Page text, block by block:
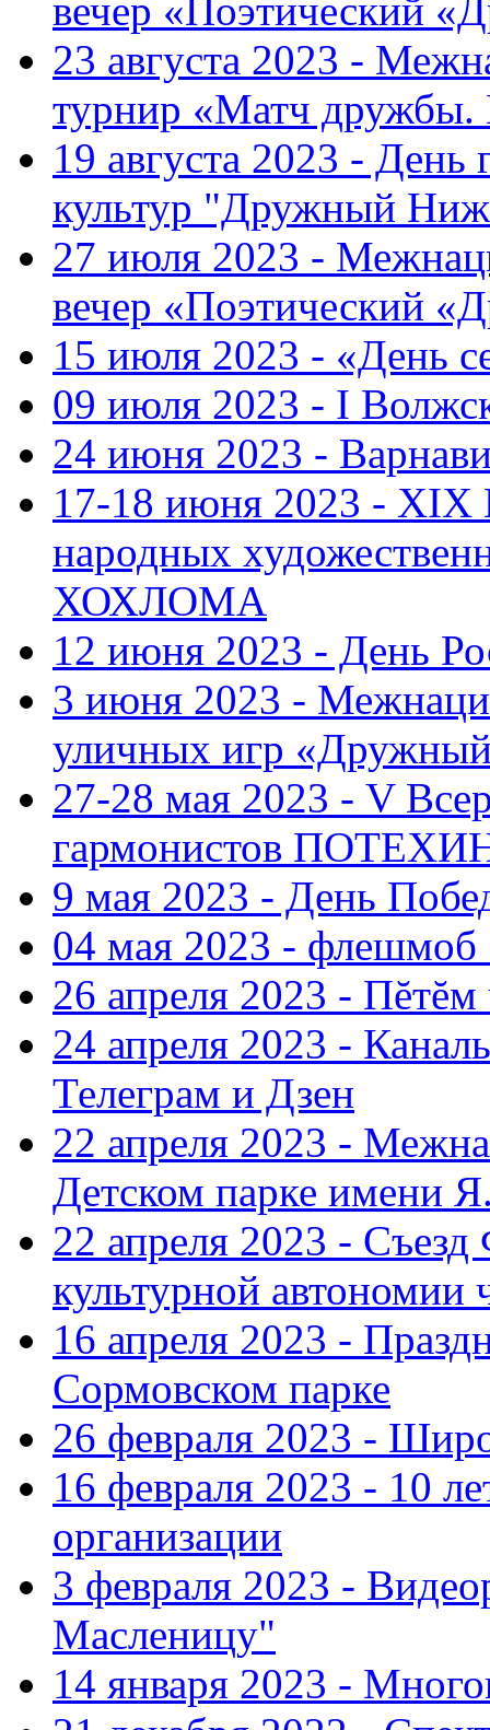
вечер «Поэтический
23 августа 2023 -
турнир «Матч
19 августа 2023 -
культур "Дружный
27 июля 2023 -
вечер «Поэтический
15 июля 2023 - «День
09 июля 2023 - I
24 июня 2023 -
17-18 июня 2023 - XIX
народных
ХОХЛОМА
12 июня 2023 - День
3 июня 2023 -
уличных игр
27-28 мая 2023 - V
гармонистов
9 мая 2023 - День
04 мая 2023 - флешмоб
26 апреля 2023 -
24 апреля 2023 -
Телеграм и Дзен
22 апреля 2023 -
Детском парке имени
22 апреля 2023 -
культурной автономии
16 апреля 2023 -
Сормовском парке
26 февраля 2023 -
16 февраля 2023 - 10
организации
3 февраля 2023 -
Масленицу"
14 января 2023 -